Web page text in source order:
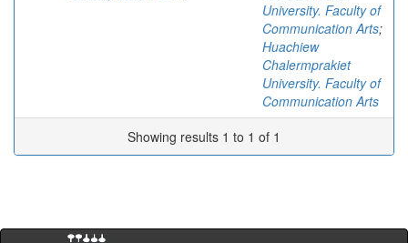
University. Faculty of
Communication Arts;
Huachiew
Chalermprakiet
University. Faculty of
Communication Arts
Showing results 1 to 1 of 1